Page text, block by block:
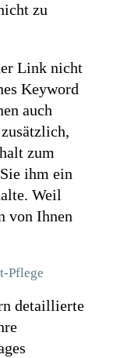
zu
Link nicht
Keyword
auch
zum
ihm ein
Weil
von Ihnen
Pflege
detaillierte